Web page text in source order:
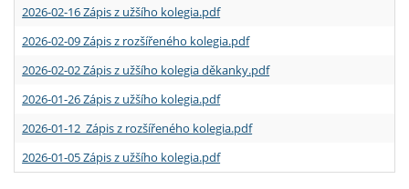
2026-02-16 Zápis z užšího kolegia.pdf
2026-02-09 Zápis z rozšířeného kolegia.pdf
2026-02-02 Zápis z užšího kolegia děkanky.pdf
2026-01-26 Zápis z užšího kolegia.pdf
2026-01-12 Zápis z rozšířeného kolegia.pdf
2026-01-05 Zápis z užšího kolegia.pdf